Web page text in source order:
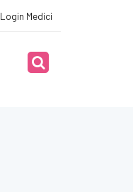
Login Medici